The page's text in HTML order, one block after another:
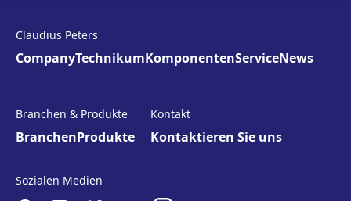
Claudius Peters
CompanyTechnikumKomponentenServiceNews
Branchen & Produkte
BranchenProdukte
Kontakt
Kontaktieren Sie uns
Sozialen Medien